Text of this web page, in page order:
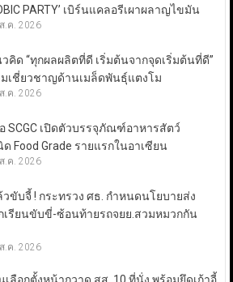
PARTY’ เบิร์นแคลอรีเผาผลาญไขมัน
.ค. 2026
คิด “ทุกผลผลิตที่ดี เริ่มต้นจากจุดเริ่มต้นที่ดี”
เชี่ยวชาญด้านเมล็ดพันธุ์แตงโม
.ค. 2026
SCGC เปิดตัวบรรจุภัณฑ์อาหารสัตว์
Food Grade รายแรกในอาเซียน
.ค. 2026
วขับจี้ ! กระทรวง ศธ. กำหนดนโยบายส่ง
เรียนขับขี่-ซ้อนท้ายรถจยย.สวมหมวกกัน
.ค. 2026